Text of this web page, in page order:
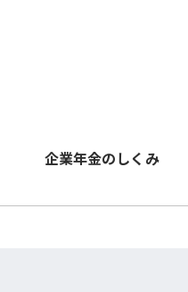
企業年金のしくみ